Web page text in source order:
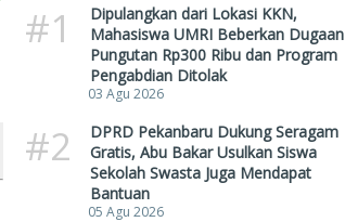
#1
Dipulangkan dari Lokasi KKN,
Mahasiswa UMRI Beberkan Dugaan
Pungutan Rp300 Ribu dan Program
Pengabdian Ditolak
03 Agu 2026
#2
DPRD Pekanbaru Dukung Seragam
Gratis, Abu Bakar Usulkan Siswa
Sekolah Swasta Juga Mendapat
Bantuan
05 Agu 2026